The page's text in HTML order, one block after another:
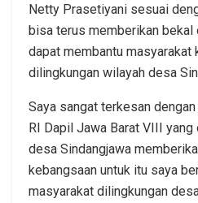
Netty Prasetiyani sesuai
bisa terus memberikan bekal
dapat membantu masyarakat
dilingkungan wilayah desa
Saya sangat terkesan
RI Dapil Jawa Barat VIII yang
desa Sindangjawa
kebangsaan untuk itu saya
masyarakat dilingkungan